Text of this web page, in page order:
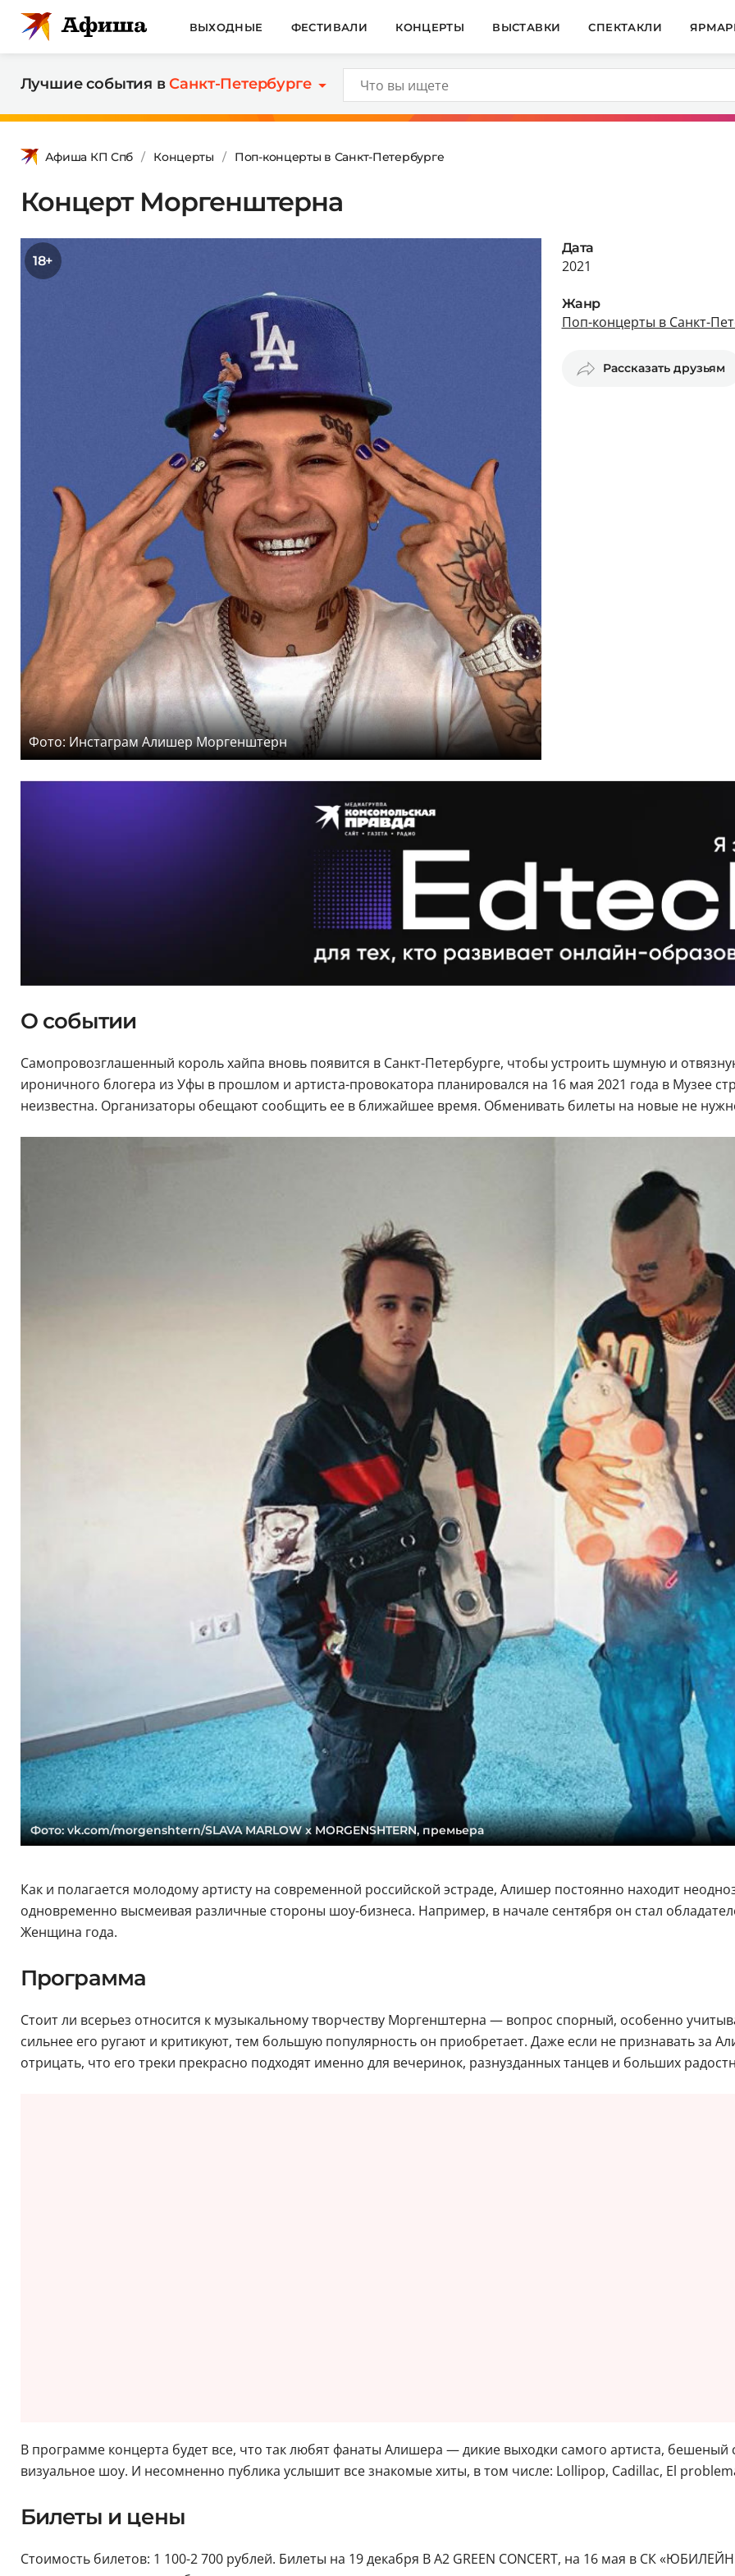
ВЫХОДНЫЕ ФЕСТИВАЛИ КОНЦЕРТЫ ВЫСТАВКИ СПЕКТАКЛИ
Лучшие события вСанкт-Петербурге
Афиша КП Спб Концерты Поп-концерты в Санкт-Петербурге
Концерт Моргенштерна
18+
Фото: Инстаграм Алишер Моргенштерн
Дата
2021
Жанр
Поп-концерты в Санкт-
Рассказать друзьям
О событии
Самопровозглашенный король хайпа вновь появится в Санкт-Петербурге, чтобы устроить шумную и
ироничного блогера из Уфы в прошлом и артиста-провокатора планировался на 16 мая 2021 года в Музее
неизвестна. Организаторы обещают сообщить ее в ближайшее время. Обменивать билеты на новые не
Фото: vk.com/morgenshtern/SLAVA MARLOW x MORGENSHTERN, премьера
Как и полагается молодому артисту на современной российской эстраде, Алишер постоянно находит
одновременно высмеивая различные стороны шоу-бизнеса. Например, в начале сентября он стал
Женщина года.
Программа
Стоит ли всерьез относится к музыкальному творчеству Моргенштерна — вопрос спорный, особенно
сильнее его ругают и критикуют, тем большую популярность он приобретает. Даже если не признавать за
отрицать, что его треки прекрасно подходят именно для вечеринок, разнузданных танцев и больших
В программе концерта будет все, что так любят фанаты Алишера — дикие выходки самого артиста,
визуальное шоу. И несомненно публика услышит все знакомые хиты, в том числе: Lollipop, Cadillac, El
Билеты и цены
Стоимость билетов: 1 100-2 700 рублей. Билеты на 19 декабря В A2 GREEN CONCERT, на 16 мая в СК